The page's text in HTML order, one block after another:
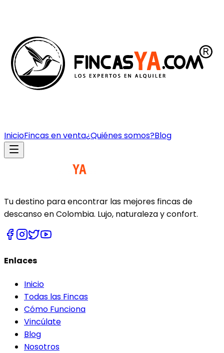
InicioFincas en venta¿Quiénes somos?Blog
Tu destino para encontrar las mejores fincas de
descanso en Colombia. Lujo, naturaleza y confort.
Enlaces
Inicio
Todas las Fincas
Cómo Funciona
Vincúlate
Blog
Nosotros